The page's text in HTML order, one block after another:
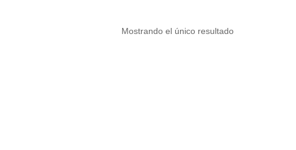
Mostrando el único resultado